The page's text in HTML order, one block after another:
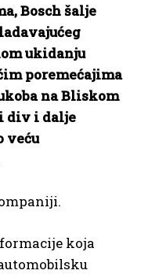
Bosch šalje
ukidanju
poremećajima
na Bliskom
div i dalje
veću
koja